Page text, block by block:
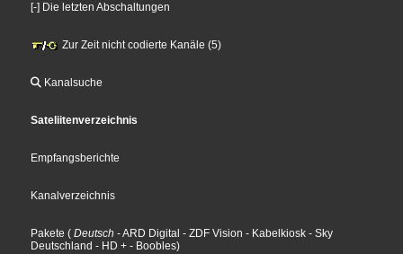
[-] Die letzten Abschaltungen
Zur Zeit nicht codierte Kanäle (5)
Kanalsuche
Sateliitenverzeichnis
Empfangsberichte
Kanalverzeichnis
Pakete ( Deutsch - ARD Digital - ZDF Vision - Kabelkiosk - Sky
Deutschland - HD + - Boobles)